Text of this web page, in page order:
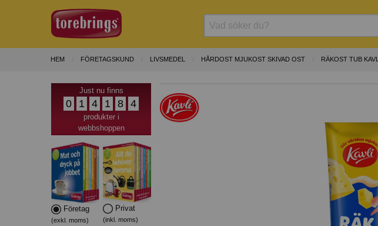
HEM FÖRETAGSKUND LIVSMEDEL HÅRDOST MJUKOST SKIVAD OST RÄKOST TUB KAVLI
Just nu finns
0 1 4 1 8 4
produkter i
webbshoppen
Företag
(exkl. moms)
Privat
(inkl. moms)